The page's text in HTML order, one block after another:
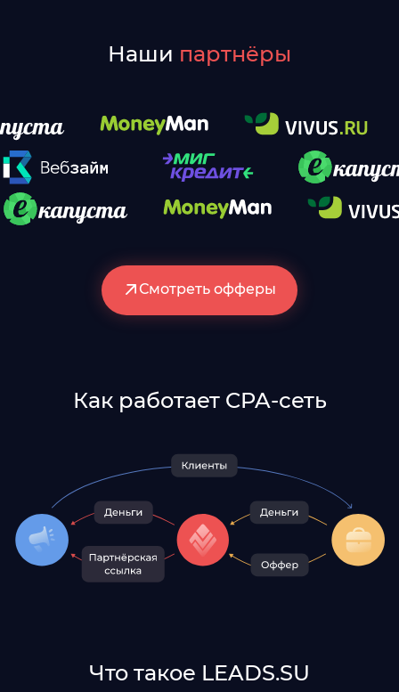
Наши партнёры
Смотреть офферы
Как работает CPA-сеть
Что такое LEADS.SU